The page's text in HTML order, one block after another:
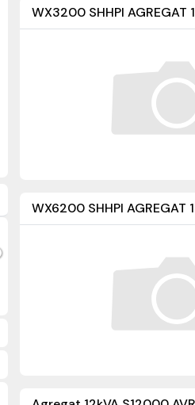
WX3200 SHHPI AGREGAT
WX6200 SHHPI AGREGAT